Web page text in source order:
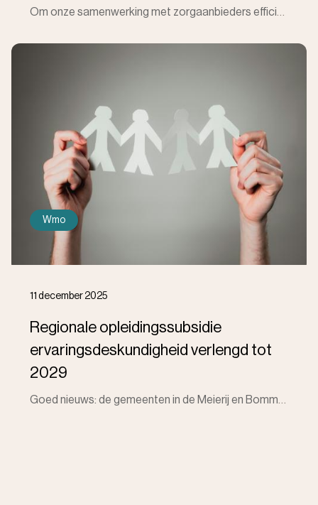
11 december 2025
Regionale opleidingssubsidie
ervaringsdeskundigheid verlengd tot
2029
Wmo